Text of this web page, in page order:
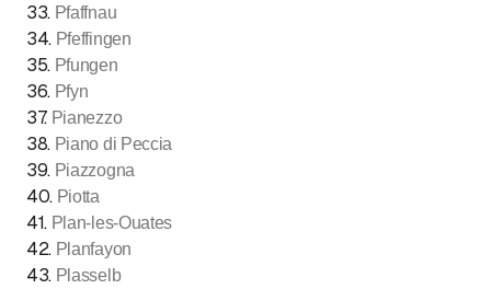
33. Pfaffnau
34. Pfeffingen
35. Pfungen
36. Pfyn
37. Pianezzo
38. Piano di Peccia
39. Piazzogna
40. Piotta
41. Plan-les-Ouates
42. Planfayon
43. Plasselb